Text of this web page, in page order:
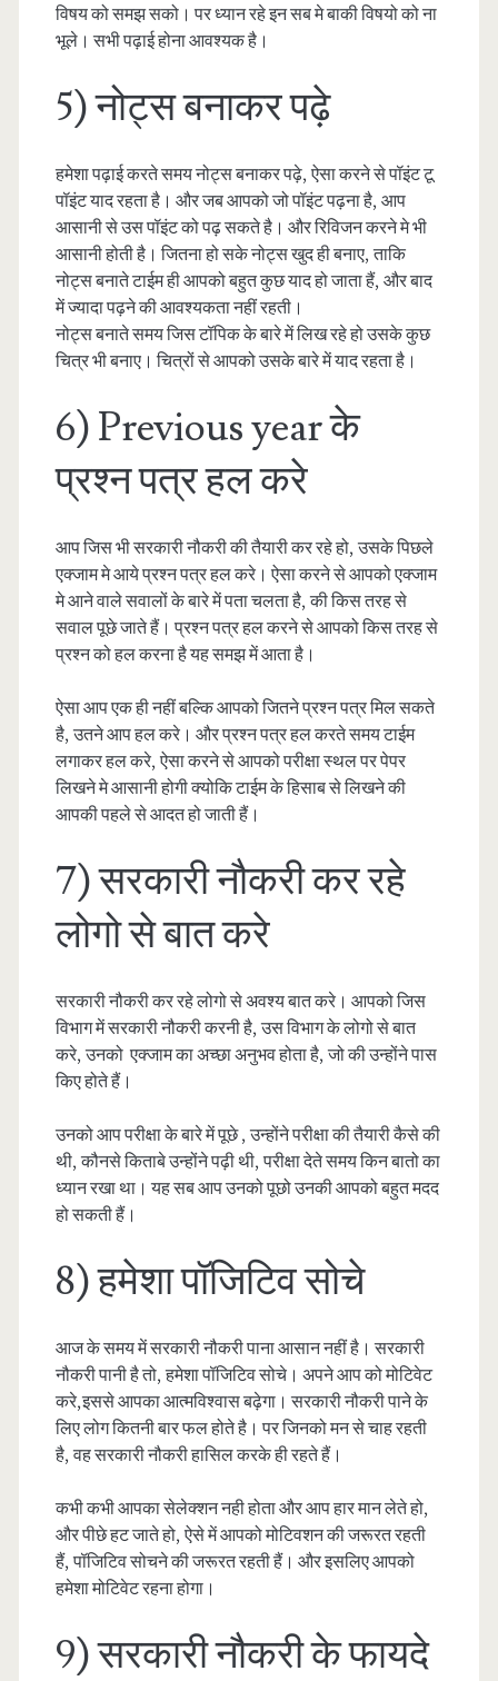
विषय को समझ सको। पर ध्यान रहे इन सब मे बाकी विषयो को ना
भूले। सभी पढ़ाई होना आवश्यक है।
5) नोट्स बनाकर पढ़े
हमेशा पढ़ाई करते समय नोट्स बनाकर पढ़े, ऐसा करने से पॉइंट टू
पॉइंट याद रहता है। और जब आपको जो पॉइंट पढ़ना है, आप
आसानी से उस पॉइंट को पढ़ सकते है। और रिविजन करने मे भी
आसानी होती है। जितना हो सके नोट्स खुद ही बनाए, ताकि
नोट्स बनाते टाईम ही आपको बहुत कुछ याद हो जाता हैं, और बाद
में ज्यादा पढ़ने की आवश्यकता नहीं रहती।
नोट्स बनाते समय जिस टॉपिक के बारे में लिख रहे हो उसके कुछ
चित्र भी बनाए। चित्रों से आपको उसके बारे में याद रहता है।
6) Previous year के
प्रश्न पत्र हल करे
आप जिस भी सरकारी नौकरी की तैयारी कर रहे हो, उसके पिछले
एक्जाम मे आये प्रश्न पत्र हल करे। ऐसा करने से आपको एक्जाम
मे आने वाले सवालों के बारे में पता चलता है, की किस तरह से
सवाल पूछे जाते हैं। प्रश्न पत्र हल करने से आपको किस तरह से
प्रश्न को हल करना है यह समझ में आता है।
ऐसा आप एक ही नहीं बल्कि आपको जितने प्रश्न पत्र मिल सकते
है, उतने आप हल करे। और प्रश्न पत्र हल करते समय टाईम
लगाकर हल करे, ऐसा करने से आपको परीक्षा स्थल पर पेपर
लिखने मे आसानी होगी क्योकि टाईम के हिसाब से लिखने की
आपकी पहले से आदत हो जाती हैं।
7) सरकारी नौकरी कर रहे
लोगो से बात करे
सरकारी नौकरी कर रहे लोगो से अवश्य बात करे। आपको जिस
विभाग में सरकारी नौकरी करनी है, उस विभाग के लोगो से बात
करे, उनको एक्जाम का अच्छा अनुभव होता है, जो की उन्होंने पास
किए होते हैं।
उनको आप परीक्षा के बारे में पूछे , उन्होंने परीक्षा की तैयारी कैसे की
थी, कौनसे किताबे उन्होंने पढ़ी थी, परीक्षा देते समय किन बातो का
ध्यान रखा था। यह सब आप उनको पूछो उनकी आपको बहुत मदद
हो सकती हैं।
8) हमेशा पॉजिटिव सोचे
आज के समय में सरकारी नौकरी पाना आसान नहीं है। सरकारी
नौकरी पानी है तो, हमेशा पॉजिटिव सोचे। अपने आप को मोटिवेट
करे,इससे आपका आत्मविश्वास बढ़ेगा। सरकारी नौकरी पाने के
लिए लोग कितनी बार फल होते है। पर जिनको मन से चाह रहती
है, वह सरकारी नौकरी हासिल करके ही रहते हैं।
कभी कभी आपका सेलेक्शन नही होता और आप हार मान लेते हो,
और पीछे हट जाते हो, ऐसे में आपको मोटिवशन की जरूरत रहती
हैं, पॉजिटिव सोचने की जरूरत रहती हैं। और इसलिए आपको
हमेशा मोटिवेट रहना होगा।
9) सरकारी नौकरी के फायदे